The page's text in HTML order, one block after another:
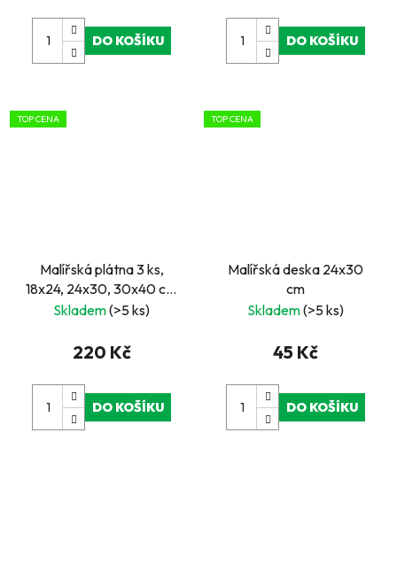
DO KOŠÍKU DO KOŠÍKU
TOP CENA
Malířská plátna 3 ks,
18x24, 24x30, 30x40 cm
s gramáží 380 g/m2,
šepsováno
Skladem(>5 ks)
220 Kč
DO KOŠÍKU
TOP CENA
Malířská deska 24x30
cm
Skladem(>5 ks)
45 Kč
DO KOŠÍKU